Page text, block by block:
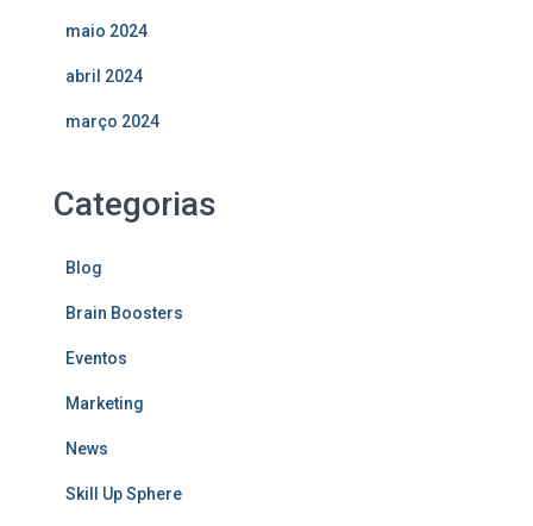
maio 2024
abril 2024
março 2024
Categorias
Blog
Brain Boosters
Eventos
Marketing
News
Skill Up Sphere